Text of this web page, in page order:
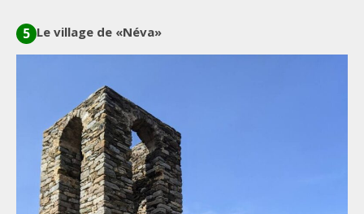
5 Le village de «Néva»